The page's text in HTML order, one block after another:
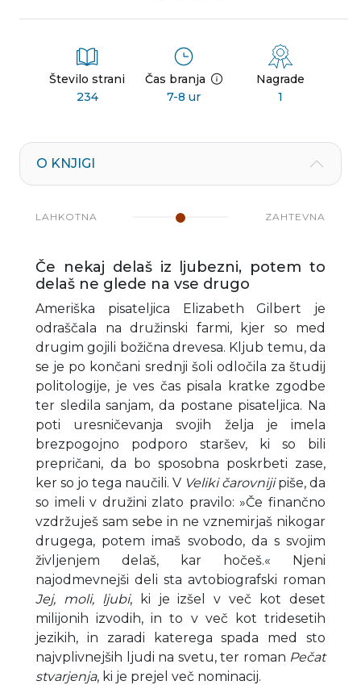
Število strani
234
Čas branja
7-8 ur
Nagrade
1
O KNJIGI
LAHKOTNA ZAHTEVNA
Če nekaj delaš iz ljubezni, potem to
delaš ne glede na vse drugo
Ameriška pisateljica Elizabeth Gilbert je
odraščala na družinski farmi, kjer so med
drugim gojili božična drevesa. Kljub temu, da
se je po končani srednji šoli odločila za študij
politologije, je ves čas pisala kratke zgodbe
ter sledila sanjam, da postane pisateljica. Na
poti uresničevanja svojih želja je imela
brezpogojno podporo staršev, ki so bili
prepričani, da bo sposobna poskrbeti zase,
ker so jo tega naučili. V Veliki čarovnijipiše, da
so imeli v družini zlato pravilo: »Če finančno
vzdržuješ sam sebe in ne vznemirjaš nikogar
drugega, potem imaš svobodo, da s svojim
življenjem delaš, kar hočeš.« Njeni
najodmevnejši deli sta avtobiografski roman
Jej, moli, ljubi, ki je izšel v več kot deset
milijonih izvodih, in to v več kot tridesetih
jezikih, in zaradi katerega spada med sto
najvplivnejših ljudi na svetu, ter roman Pečat
stvarjenja, ki je prejel več nominacij.